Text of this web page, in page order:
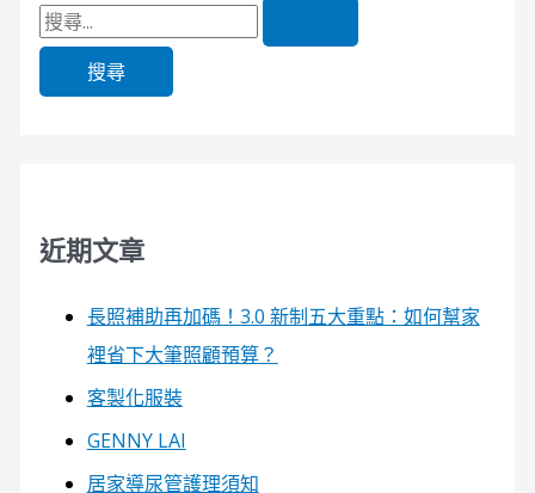
近期文章
長照補助再加碼！3.0 新制五大重點：如何幫家
裡省下大筆照顧預算？
客製化服裝
GENNY LAI
居家導尿管護理須知